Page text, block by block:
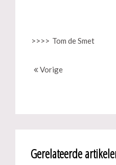
>>>> Tom de Smet
Vorige
Gerelateerde